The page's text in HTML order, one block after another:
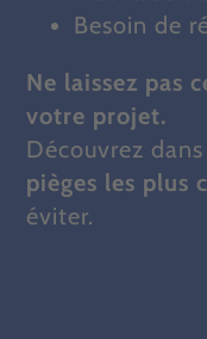
Besoin de
Ne laissez pas
votre projet.
Découvrez
pièges les plus
éviter.